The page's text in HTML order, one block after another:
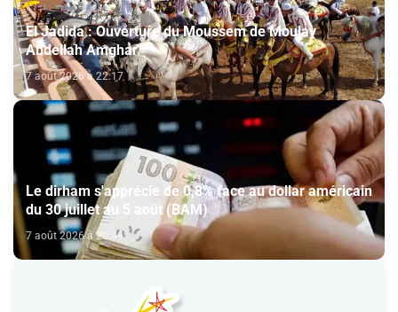
El Jadida : Ouverture du Moussem de Moulay
Abdellah Amghar
7 août 2026 à 22:17
Le dirham s'apprécie de 0,8% face au dollar américain
du 30 juillet au 5 août (BAM)
7 août 2026 à 20:49